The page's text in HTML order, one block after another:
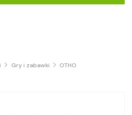
Gry i zabawki OTHO